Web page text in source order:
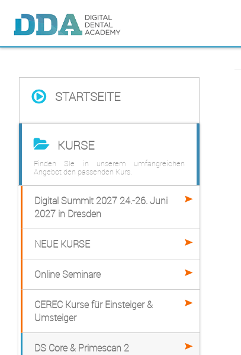
STARTSEITE
KURSE
Finden SIe in unserem umfangreichen
Angebot den passenden Kurs.
Digital Summit 2027 24.-26. Juni
2027 in Dresden
NEUE KURSE
Online Seminare
CEREC Kurse für Einsteiger &
Umsteiger
DS Core & Primescan 2